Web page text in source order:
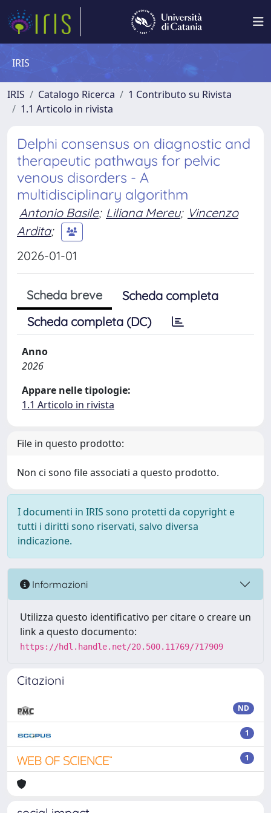
IRIS
IRIS Catalogo Ricerca
1 Contributo su Rivista
1.1 Articolo in rivista
Delphi consensus on diagnostic and
therapeutic pathways for pelvic
venous disorders - A
multidisciplinary algorithm
Antonio Basile; Liliana Mereu; Vincenzo
Ardita;
2026-01-01
Scheda breve
Scheda completa
Scheda completa (DC)
Anno
2026
Appare nelle tipologie:
1.1 Articolo in rivista
File in questo prodotto:
Non ci sono file associati a questo prodotto.
I documenti in IRIS sono protetti da copyright e
tutti i diritti sono riservati, salvo diversa
indicazione.
Informazioni
Utilizza questo identificativo per citare o creare un
link a questo documento:
https://hdl.handle.net/20.500.11769/717909
Citazioni
ND
1
1